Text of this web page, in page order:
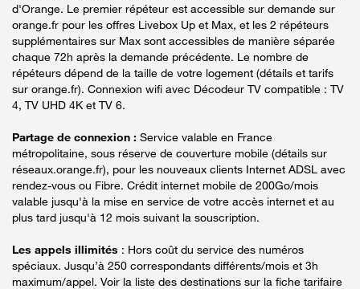
d'Orange. Le premier répéteur est accessible sur demande sur
orange.fr pour les offres Livebox Up et Max, et les 2 répéteurs
supplémentaires sur Max sont accessibles de manière séparée
chaque 72h après la demande précédente. Le nombre de
répéteurs dépend de la taille de votre logement (détails et tarifs
sur orange.fr). Connexion wifi avec Décodeur TV compatible : TV
4, TV UHD 4K et TV 6.
Partage de connexion : Service valable en France
métropolitaine, sous réserve de couverture mobile (détails sur
réseaux.orange.fr), pour les nouveaux clients Internet ADSL avec
rendez-vous ou Fibre. Crédit internet mobile de 200Go/mois
valable jusqu'à la mise en service de votre accès internet et au
plus tard jusqu'à 12 mois suivant la souscription.
Les appels illimités : Hors coût du service des numéros
spéciaux. Jusqu’à 250 correspondants différents/mois et 3h
maximum/appel. Voir la liste des destinations sur la fiche tarifaire